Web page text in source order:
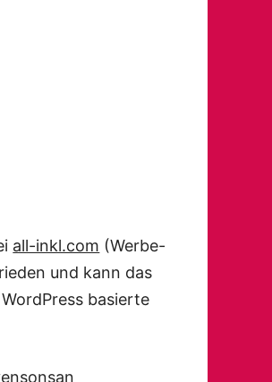
all-inkl.com (Werbe-
und kann das
basierte